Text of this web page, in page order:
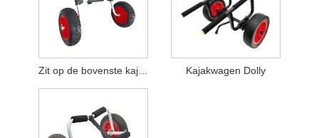
Zit op de bovenste kajakkar Kajakwagen Dolly